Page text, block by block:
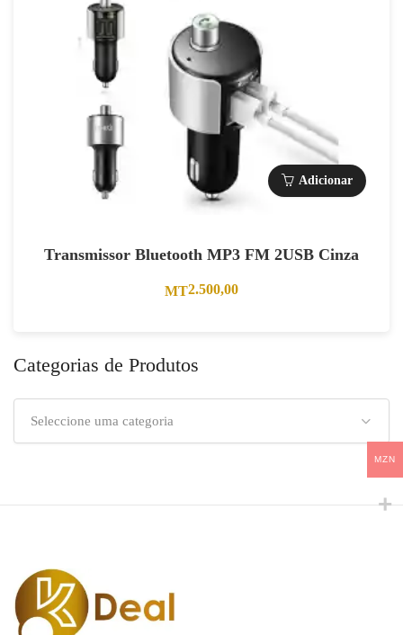
Adicionar
Transmissor Bluetooth MP3 FM 2USB Cinza
MT2.500,00
Categorias de Produtos
Seleccione uma categoria
MZN